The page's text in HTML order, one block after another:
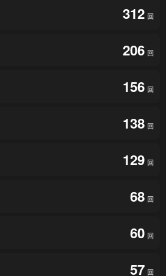
312 回
206 回
156 回
138 回
129 回
68 回
60 回
57 回